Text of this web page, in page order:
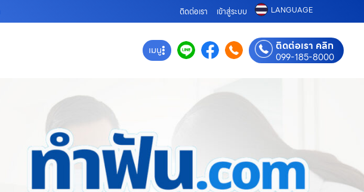
ติดต่อเรา เข้าสู่ระบบ LANGUAGE
เมนู ติดต่อเรา คลิก
099-185-8000